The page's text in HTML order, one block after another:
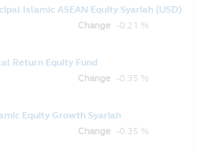
Islamic ASEAN Equity Syariah (USD)
Change -0.21 %
Return Equity Fund
Change -0.35 %
Equity Growth Syariah
Change -0.35 %